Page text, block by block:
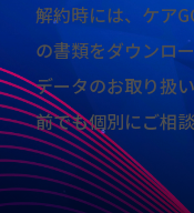
解約時には、ケア
の書類をダウンロ
データのお取り扱
前でも個別にご相